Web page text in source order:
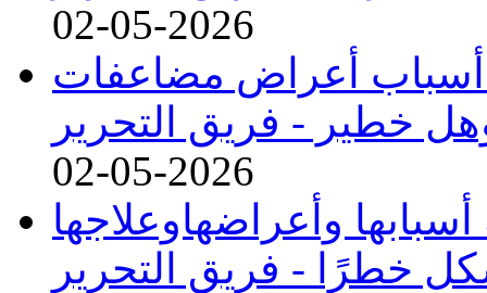
02-05-2026
أسباب أعراض مضاعفات
خطير - فريق التحرير
02-05-2026
وأعراضهاوعلاجها
خطرًا - فريق التحرير